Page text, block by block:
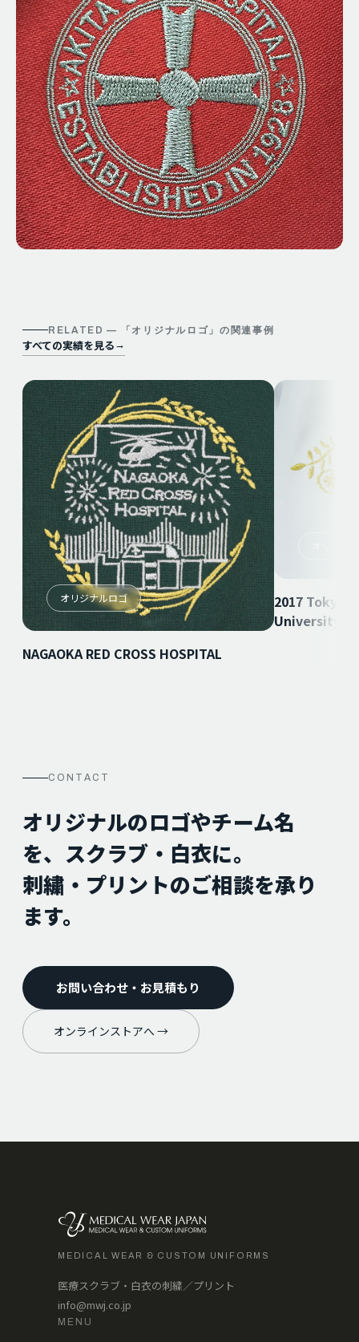
RELATED — 「オリジナルロゴ 」の関連事例
すべての実績を見る →
オリジナルロゴ
NAGAOKA RED CROSS HOSPITAL
2017 Tokyo
University
CONTACT
オリジナルのロゴやチーム名
を、スクラブ・白衣に。
刺繍・プリントのご相談を承り
ます。
お問い合わせ・お見積もり
オンラインストアへ →
MEDICAL WEAR & CUSTOM UNIFORMS
医療スクラブ・白衣の刺繍／プリント
info@mwj.co.jp
MENU